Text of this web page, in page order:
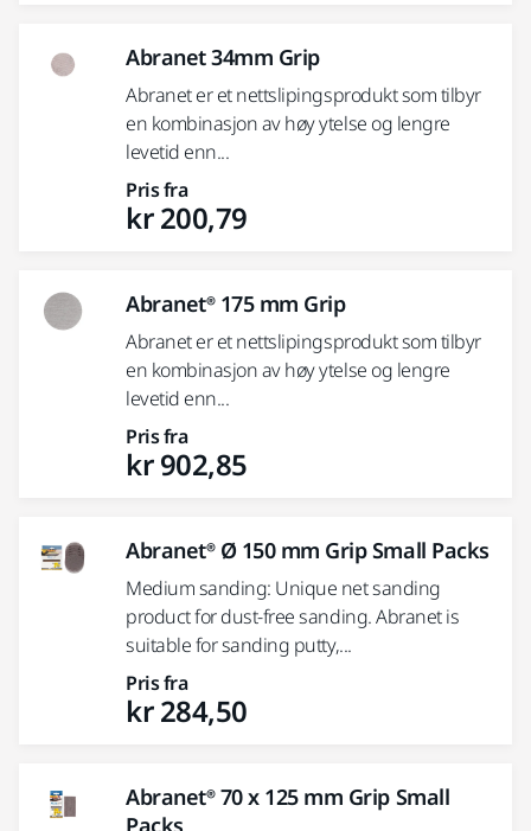
Abranet 34mm Grip
Abranet er et nettslipingsprodukt som tilbyr
en kombinasjon av høy ytelse og lengre
levetid enn...
Pris fra
kr 200,79
Abranet® 175 mm Grip
Abranet er et nettslipingsprodukt som tilbyr
en kombinasjon av høy ytelse og lengre
levetid enn...
Pris fra
kr 902,85
Abranet® Ø 150 mm Grip Small Packs
Medium sanding: Unique net sanding
product for dust-free sanding. Abranet is
suitable for sanding putty,...
Pris fra
kr 284,50
Abranet® 70 x 125 mm Grip Small
Packs